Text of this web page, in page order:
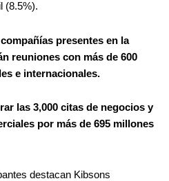
(8.5%).
presentes en la
reuniones con más de 600
e internacionales.
las 3,000 citas de negocios y
por más de 695 millones
destacan Kibsons